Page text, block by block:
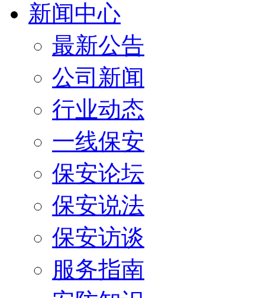
新闻中心
最新公告
公司新闻
行业动态
一线保安
保安论坛
保安说法
保安访谈
服务指南